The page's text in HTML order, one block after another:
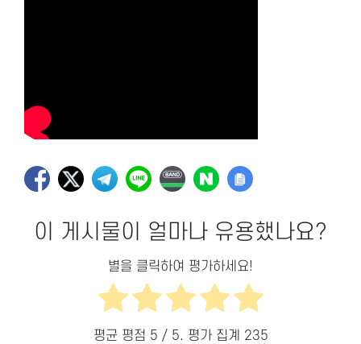
이 게시물이 얼마나 유용했나요?
별을 클릭하여 평가하세요!
평균 평점 5 / 5. 평가 집계 235